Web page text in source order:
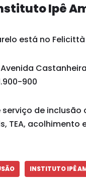
Ipê
está no
900
de
TEA,
INSTITUTO IPÊ